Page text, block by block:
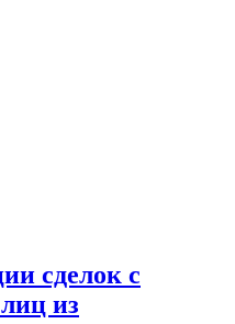
сделок с
из